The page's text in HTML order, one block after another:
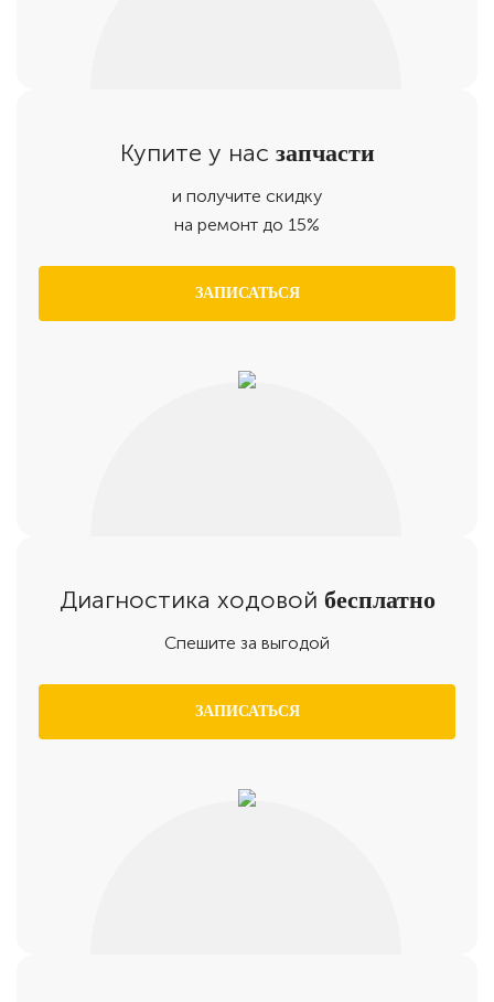
Купите у нас запчасти
и получите скидку
на ремонт до 15%
ЗАПИСАТЬСЯ
Диагностика ходовой бесплатно
Спешите за выгодой
ЗАПИСАТЬСЯ